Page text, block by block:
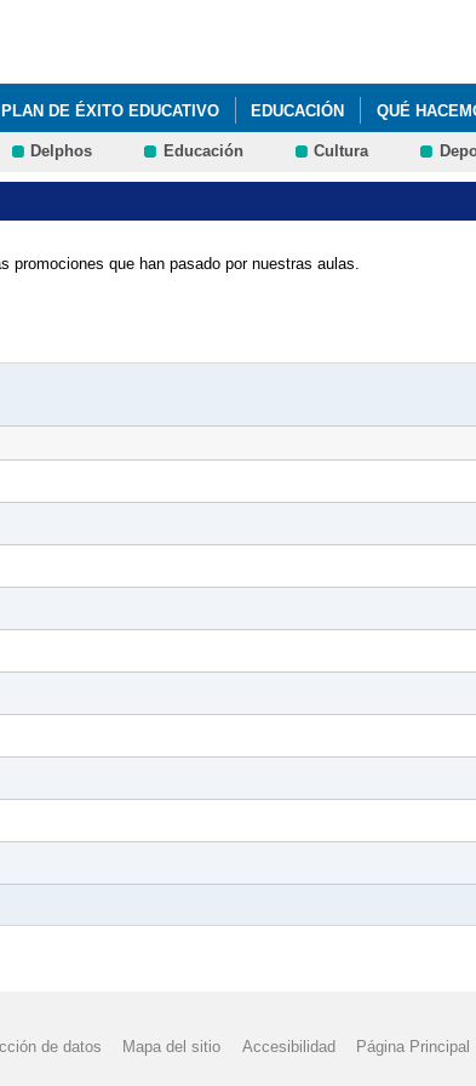
PLAN DE ÉXITO EDUCATIVO EDUCACIÓN QUÉ
ACTIVIDADES BANDA DE MÚSICA IES
Delphos Educación Cultura
que han pasado por nuestras aulas.
de datos Mapa del sitio Accesibilidad Página Principal